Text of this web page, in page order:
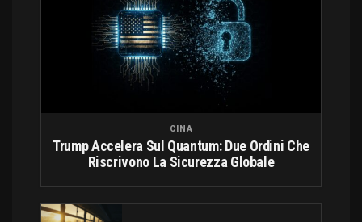
CINA
Trump Accelera Sul Quantum: Due Ordini Che
Riscrivono La Sicurezza Globale